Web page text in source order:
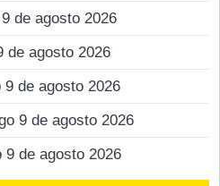
de agosto 2026
de agosto 2026
de agosto 2026
9 de agosto 2026
9 de agosto 2026